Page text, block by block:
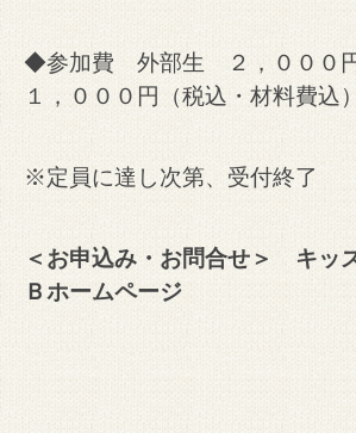
◆参加費 外部生 ２，００
１，０００円（税込・材料費込）
※定員に達し次第、受付終了
＜お申込み・お問合せ＞ キッ
Ｂホームページ